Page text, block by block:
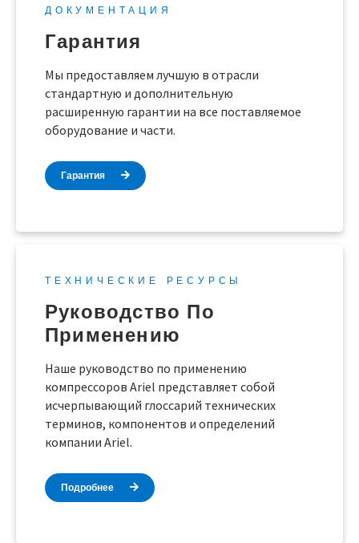
Гарантия
ДОКУМЕНТАЦИЯ
Мы предоставляем лучшую в отрасли
стандартную и дополнительную
расширенную гарантии на все поставляемое
оборудование и части.
Гарантия
Руководство По
Применению
ТЕХНИЧЕСКИЕ РЕСУРСЫ
Наше руководство по применению
компрессоров Ariel представляет собой
исчерпывающий глоссарий технических
терминов, компонентов и определений
компании Ariel.
Подробнее